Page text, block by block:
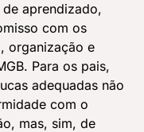
aprendizado,
com os
organização e
Para os pais,
adequadas não
com o
mas, sim, de